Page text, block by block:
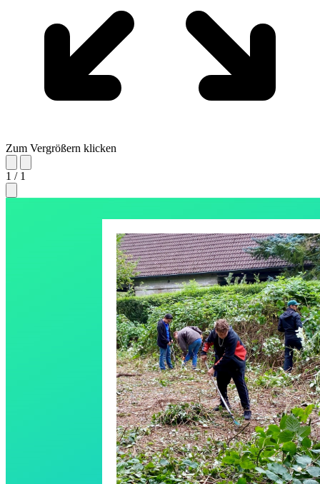
Zum Vergrößern klicken
1 / 1